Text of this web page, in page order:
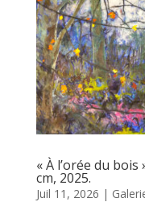
« À l’orée du
cm, 2025.
Juil 11, 2026 |